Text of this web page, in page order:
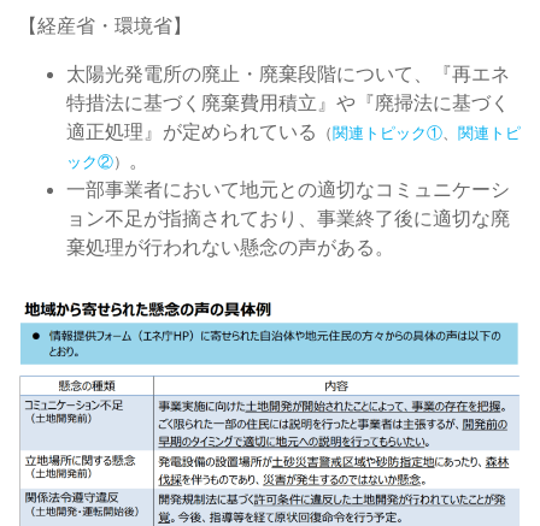
【経産省・環境省】
太陽光発電所の廃止・廃棄段階について、『再エネ
特措法に基づく廃棄費用積立』や『廃掃法に基づく
適正処理』が定められている
（関連トピック①
関連トピ
ック②）
。
一部事業者において地元との適切なコミュニケーシ
ョン不足が指摘されており、事業終了後に適切な廃
棄処理が行われない懸念の声がある。